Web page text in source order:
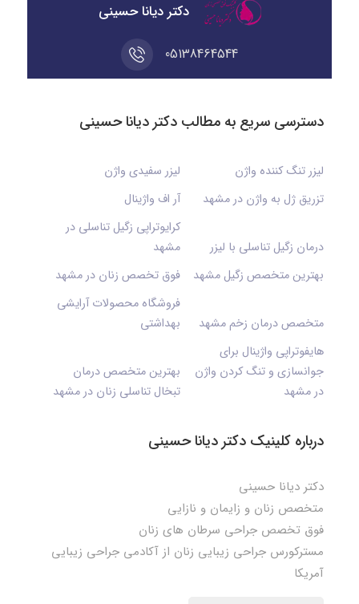
دکتر دیانا حسینی
05138464544
دسترسی سریع به مطالب دکتر دیانا حسینی
لیزر تنگ کننده واژن
لیزر سفیدی واژن
تزریق ژل به واژن در مشهد
آر اف واژینال
درمان زگیل تناسلی با لیزر
کرایوتراپی زگیل تناسلی در
مشهد
بهترین متخصص زگیل مشهد
فوق تخصص زنان در مشهد
متخصص درمان زخم مشهد
فروشگاه محصولات آرایشی
بهداشتی
هایفوتراپی واژینال برای
جوانسازی و تنگ کردن واژن
در مشهد
بهترین متخصص درمان
تبخال تناسلی زنان در مشهد
درباره کلینیک دکتر دیانا حسینی
دکتر دیانا حسینی
متخصص زنان و زایمان و نازایی
فوق تخصص جراحی سرطان های زنان
مسترکورس جراحی زیبایی زنان از آکادمی جراحی زیبایی
آمریکا